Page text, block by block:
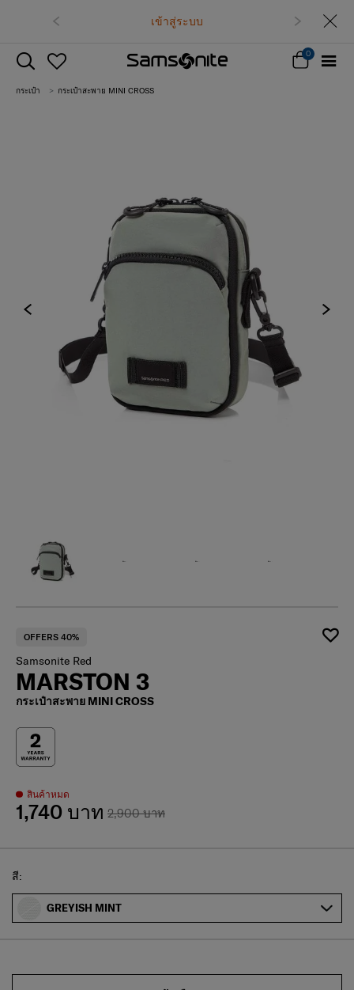
เข้าสู่ระบบ
0
กระเป๋า กระเป๋าสะพาย MINI CROSS
OFFERS 40%
Samsonite Red
MARSTON 3
กระเป๋าสะพาย MINI CROSS
สินค้าหมด
2,900 บาท
1,740 บาท
Select
สี:
GREYISH MINT